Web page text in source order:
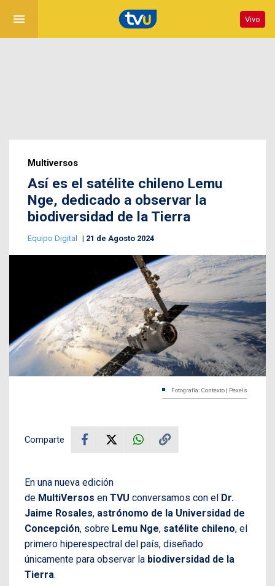
menu Vivo
Multiversos
Así es el satélite chileno Lemu
Nge, dedicado a observar la
biodiversidad de la Tierra
Equipo Digital 21 de Agosto 2024
Fotografía: Contexto | Pexels
Comparte
En una nueva edición
de MultiVersos en TVU conversamos con el Dr.
Jaime Rosales, astrónomo de la Universidad de
Concepción, sobre Lemu Nge, satélite chileno, el
primero hiperespectral del país, diseñado
únicamente para observar la biodiversidad de la
Tierra.